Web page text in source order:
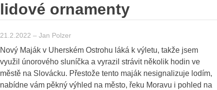
lidové ornamenty
21.2.2022 – Jan Polzer
Nový Maják v Uherském Ostrohu láká k výletu, takže jsem
využil únorového sluníčka a vyrazil strávit několik hodin ve
městě na Slovácku. Přestože tento maják nesignalizuje lodím,
nabídne vám pěkný výhled na město, řeku Moravu i pohled na